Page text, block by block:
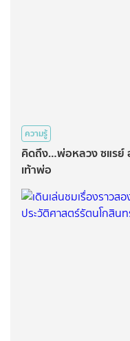
ความรู้
คิดถึง…พ่อหลวง ซแรย์
เท้าพ่อ